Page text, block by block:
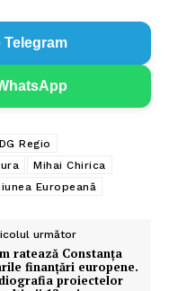
Telegram
DG Regio
Mihai Chirica
Europeană
următor
ratează Constanța
finanțări europene.
proiectelor